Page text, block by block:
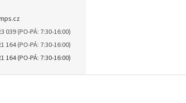
039 (PO-PÁ: 7:30-16:00)
164 (PO-PÁ: 7:30-16:00)
164 (PO-PÁ: 7:30-16:00)